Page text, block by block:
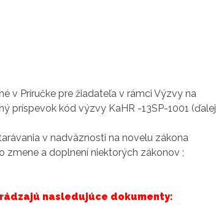
v Príručke pre žiadateľa v rámci Výzvy na
príspevok kód výzvy KaHR -13SP-1001 (ďalej
v nadväznosti na novelu zákona
zmene a doplnení niektorých zákonov ;
nasledujúce dokumenty: